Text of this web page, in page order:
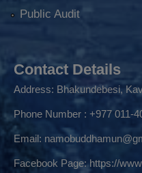
Public Audit
Contact Details
Address: Bhakundebesi,
Phone Number : +977 011-
Email:
Facebook Page:https://